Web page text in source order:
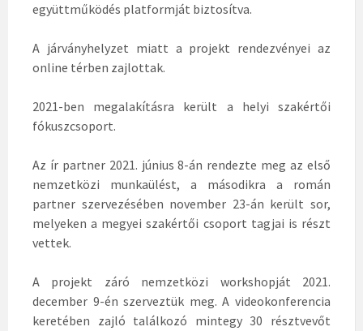
együttműködés platformját biztosítva.
A járványhelyzet miatt a projekt rendezvényei az
online térben zajlottak.
2021-ben megalakításra került a helyi szakértői
fókuszcsoport.
Az ír partner 2021. június 8-án rendezte meg az első
nemzetközi munkaülést, a másodikra a román
partner szervezésében november 23-án került sor,
melyeken a megyei szakértői csoport tagjai is részt
vettek.
A projekt záró nemzetközi workshopját 2021.
december 9-én szerveztük meg. A videokonferencia
keretében zajló találkozó mintegy 30 résztvevőt